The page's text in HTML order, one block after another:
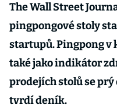
The Wall Street
pingpongové stoly
startupů. Pingpong v
také jako indikátor
prodejích stolů se
tvrdí deník.